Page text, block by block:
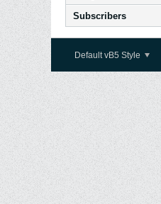
Subscribers
Default vB5 Style